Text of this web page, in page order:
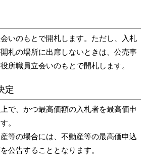
いのもとで開札します。ただし、入札
札の場所に出席しないときは、公売事
所職員立会いのもとで開札します。
定
で、かつ最高価額の入札者を最高価申
。
等の場合には、不動産等の最高価申込
公告することとなります。